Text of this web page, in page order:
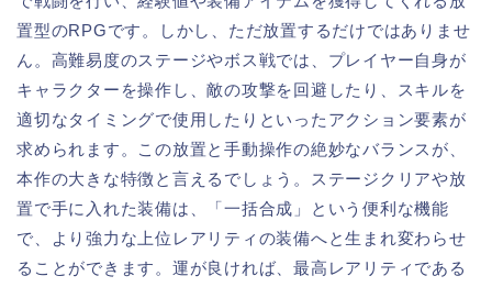
置型のRPGです。しかし、ただ放置するだけではありませ
ん。高難易度のステージやボス戦では、プレイヤー自身が
キャラクターを操作し、敵の攻撃を回避したり、スキルを
適切なタイミングで使用したりといったアクション要素が
求められます。この放置と手動操作の絶妙なバランスが、
本作の大きな特徴と言えるでしょう。ステージクリアや放
置で手に入れた装備は、「一括合成」という便利な機能
で、より強力な上位レアリティの装備へと生まれ変わらせ
ることができます。運が良ければ、最高レアリティである